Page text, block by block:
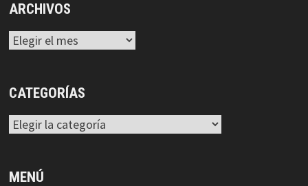
ARCHIVOS
Archivos
CATEGORÍAS
Categorías
MENÚ